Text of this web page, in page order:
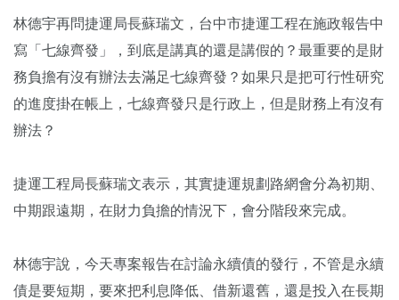
林德宇再問捷運局長蘇瑞文，台中市捷運工程在施政報告中
寫「七線齊發」，到底是講真的還是講假的？最重要的是財
務負擔有沒有辦法去滿足七線齊發？如果只是把可行性研究
的進度掛在帳上，七線齊發只是行政上，但是財務上有沒有
辦法？
捷運工程局長蘇瑞文表示，其實捷運規劃路網會分為初期、
中期跟遠期，在財力負擔的情況下，會分階段來完成。
林德宇說，今天專案報告在討論永續債的發行，不管是永續
債是要短期，要來把利息降低、借新還舊，還是投入在長期